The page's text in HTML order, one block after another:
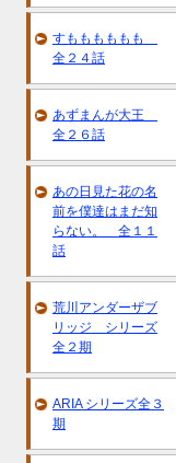
すもももももも
全２４話
あずまんが大王
全２６話
あの日見た花の名
前を僕達はまだ知
らない。 全１１
話
荒川アンダーザブ
リッジ シリーズ
全２期
ARIA シリーズ全３
期